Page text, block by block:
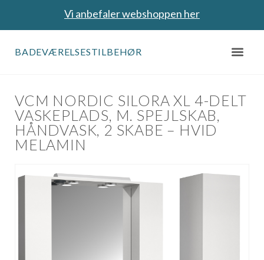
Vi anbefaler webshoppen her
BADEVÆRELSESTILBEHØR
VCM NORDIC SILORA XL 4-DELT
VASKEPLADS, M. SPEJLSKAB,
HÅNDVASK, 2 SKABE – HVID
MELAMIN